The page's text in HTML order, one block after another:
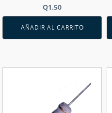
Q1.50
AÑADIR AL CARRITO